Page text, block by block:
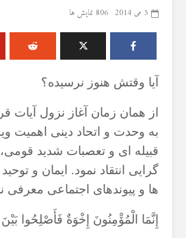
5 می 2014 806 نمایش ها
آیا وقتش هنوز نرسیده؟
از همان زمان آغاز نزول آیات
به وحدت و اتحاد دینی اهمیت
قبیله ای و تعصبات شدید
گرایی انتقاد نمود. ایمان و
ها و پیوندهای اجتماعی معرفی
إِنَّمَا الْمُۆْمِنُونَ إِخْوَةٌ فَأَصْلِحُوا
مقصود از «کتاب مکنون»
در آیه ۷۸ سوره واقعه
17 جولای 2026
18 نمایش ها
آیا سوراخ کردن کشتی،
کشتن آن نوجوان و ساختن
دیوار، ارتباطی با علم غیبِ
آینده داشت؟